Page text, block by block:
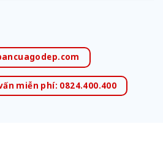
miễn phí: 0824.400.400